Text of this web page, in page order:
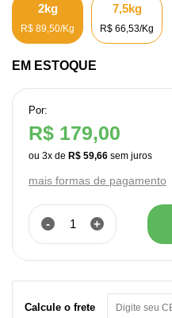
2kg
R$ 89,50/Kg
7,5kg
R$ 66,53/Kg
EM ESTOQUE
Por:
R$ 179,00
ou 3x de R$ 59,66
mais formas de pagamento
- +
Calcule o frete